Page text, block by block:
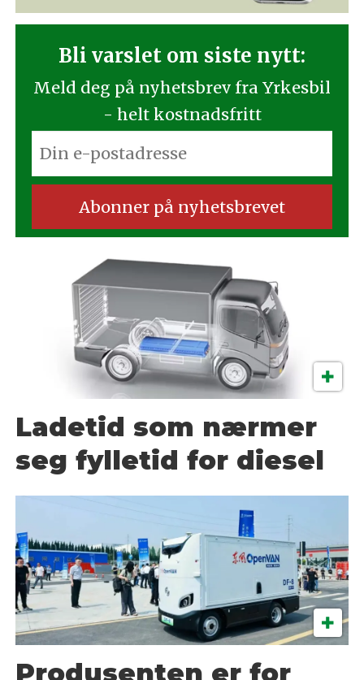
Bli varslet om siste nytt:
Meld deg på nyhetsbrev fra Yrkesbil
- helt kostnadsfritt
Ladetid som nærmer
seg fylletid for diesel
Produsenten er for